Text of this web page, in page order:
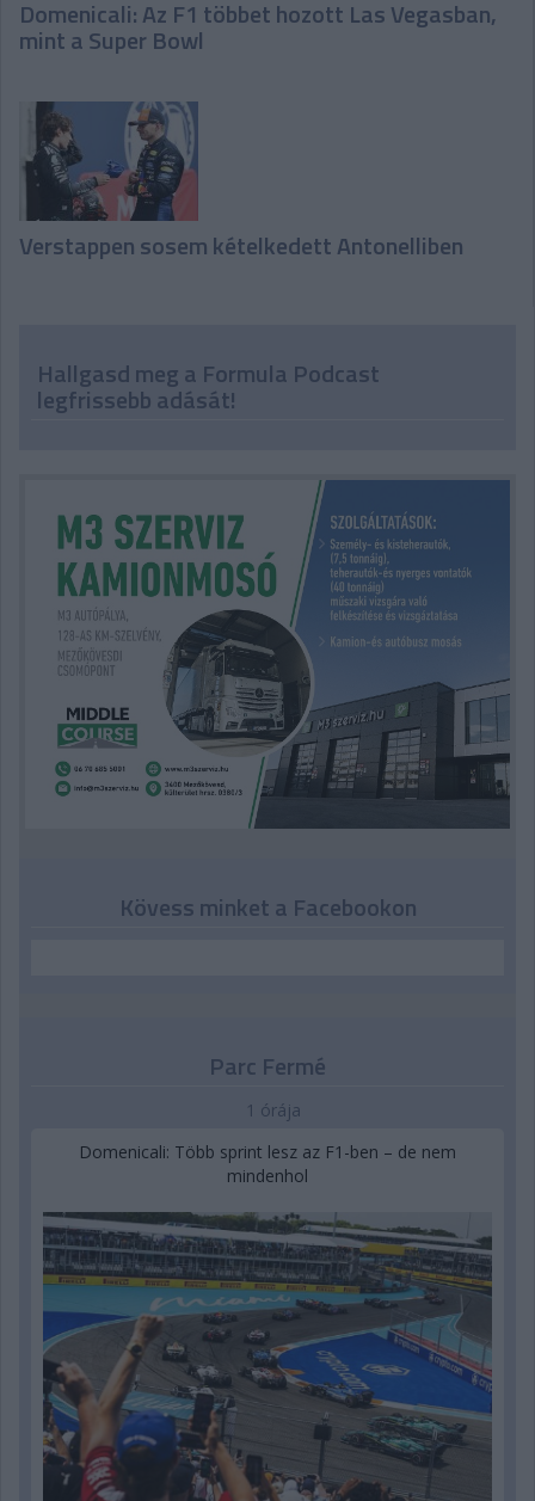
Domenicali: Az F1 többet hozott Las Vegasban,
mint a Super Bowl
Verstappen sosem kételkedett Antonelliben
Hallgasd meg a Formula Podcast
legfrissebb adását!
Kövess minket a Facebookon
Parc Fermé
1 órája
Domenicali: Több sprint lesz az F1-ben – de nem
mindenhol